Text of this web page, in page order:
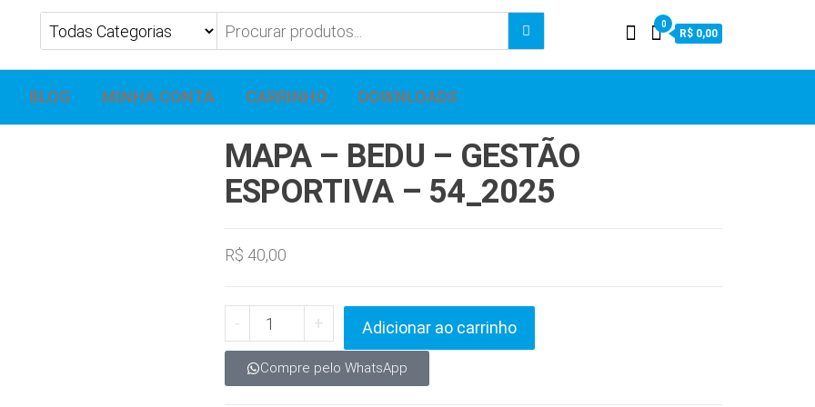
0
R$ 0,00
BLOG MINHA CONTA CARRINHO DOWNLOADS
MAPA – BEDU – GESTÃO
ESPORTIVA – 54_2025
R$ 40,00
- + Adicionar ao carrinho
Compre pelo WhatsApp